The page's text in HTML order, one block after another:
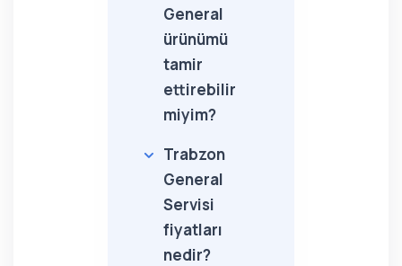
General
ürünümü
tamir
ettirebilir
miyim?
Trabzon
General
Servisi
fiyatları
nedir?